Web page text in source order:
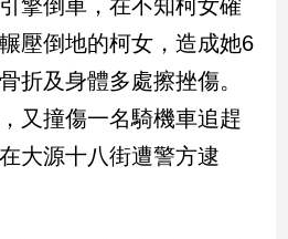
擎倒車，在不知柯女確
壓倒地的柯女，造成她6
折及身體多處擦挫傷。
又撞傷一名騎機車追趕
大源十八街遭警方逮